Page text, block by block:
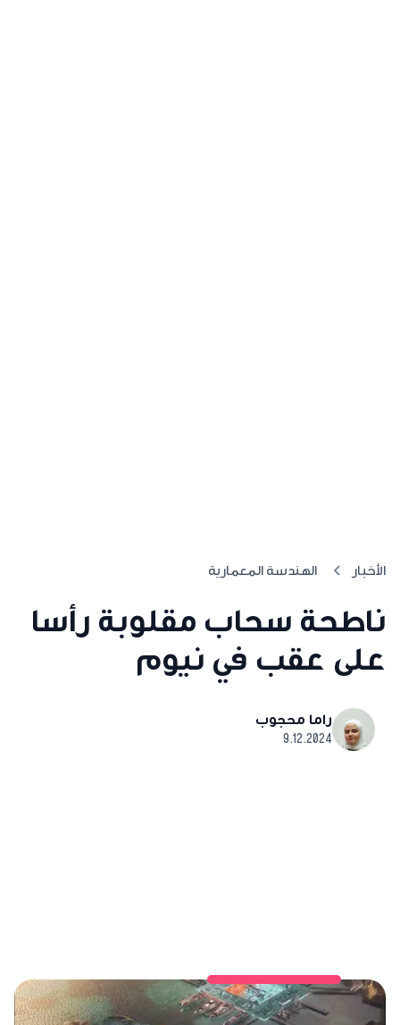
الأخبار الهندسة المعمارية
ناطحة سحاب مقلوبة رأسا
على عقب في نيوم
راما محجوب
9.12.2024